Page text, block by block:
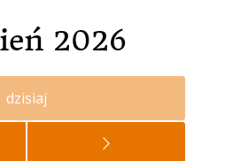
2026
dzisiaj